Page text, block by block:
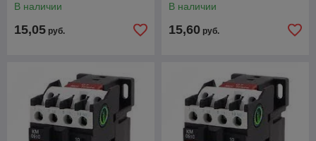
В наличии
15,05 руб.
В наличии
15,60 руб.